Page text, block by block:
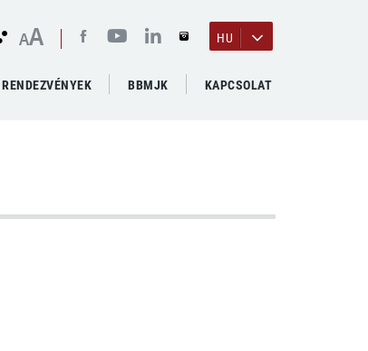
AA HU
RENDEZVÉNYEK BBMJK KAPCSOLAT